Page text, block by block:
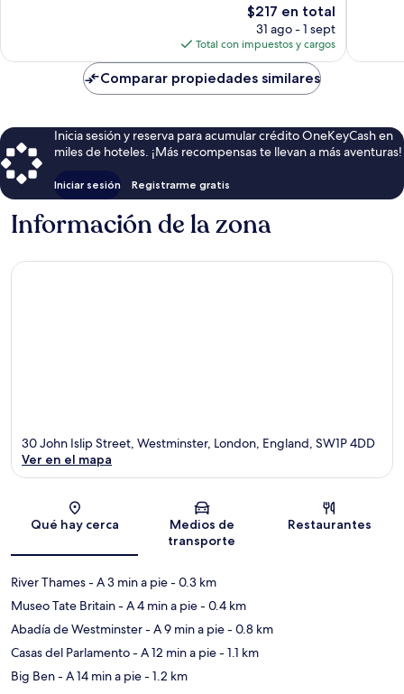
El
precio
actual
es
de
$217
$217 en total
31 ago - 1 sept
Total con impuestos y cargos
Comparar propiedades similares
Inicia sesión y reserva para acumular crédito OneKeyCash en
miles de hoteles. ¡Más recompensas te llevan a más aventuras!
Iniciar sesión Registrarme gratis
Información de la zona
Sección del mapa
30 John Islip Street, Westminster, London, England, SW1P 4DD
Ver en el mapa
Qué hay cerca
Medios de
transporte
Restaurantes
River Thames- A 3 min a pie- 0.3 km
Museo Tate Britain- A 4 min a pie- 0.4 km
Abadía de Westminster- A 9 min a pie- 0.8 km
Casas del Parlamento- A 12 min a pie- 1.1 km
Big Ben- A 14 min a pie- 1.2 km